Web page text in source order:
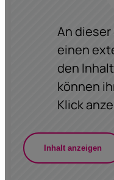
An
einen
den
können
Klick
Inhalt anzeigen